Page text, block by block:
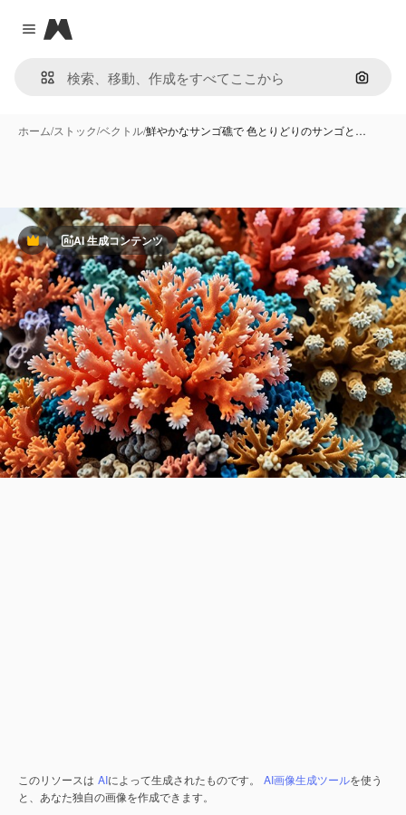
Close menu
Magnific
画像で
ホーム/ストック/ベクトル/鮮やかなサンゴ礁で 色とりどりのサンゴと…
PremiumAI 生成コンテンツ
このリソースは AIによって生成されたものです。 AI画像生成ツールを使う
と、あなた独自の画像を作成できます。